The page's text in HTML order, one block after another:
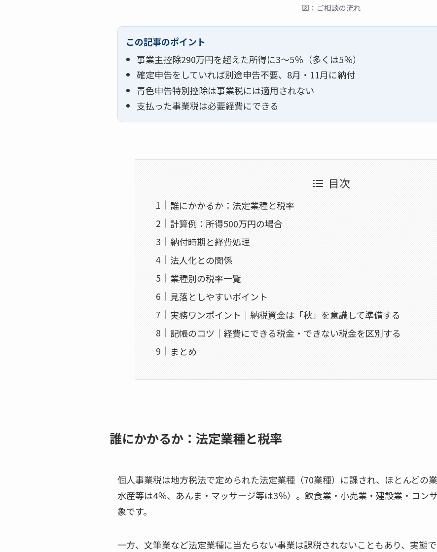
図：ご相談の流れ
この記事のポイント
事業主控除290万円を超えた所得に3～5％（多くは5％）
確定申告をしていれば別途申告不要、8月・11月に納付
青色申告特別控除は事業税には適用されない
支払った事業税は必要経費にできる
目次
誰にかかるか：法定業種と税率
計算例：所得500万円の場合
納付時期と経費処理
法人化との関係
業種別の税率一覧
見落としやすいポイント
実務ワンポイント｜納税資金は「秋」を意識して準備する
記帳のコツ｜経費にできる税金・できない税金を区別する
まとめ
誰にかかるか：法定業種と税率
個人事業税は地方税法で定められた法定業種（70業種）に課され、ほとんどの
水産等は4％、あんま・マッサージ等は3％）。飲食業・小売業・建設業・コン
象です。
一方、文筆業など法定業種に当たらない事業は課税されないこともあり、実態